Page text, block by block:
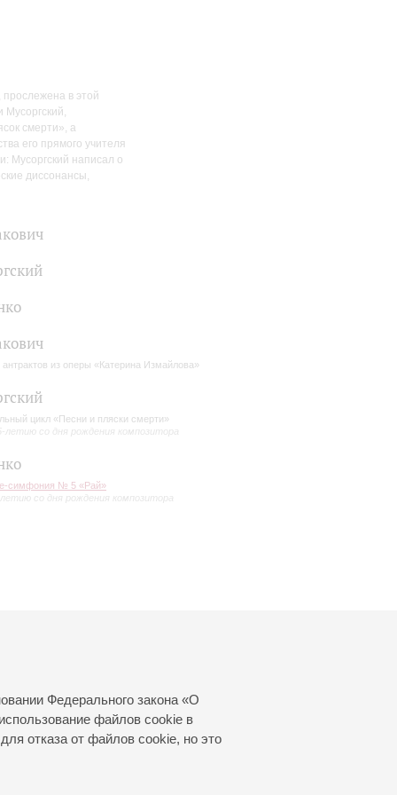
Федерального закона «О
файлов cookie в
отказа от файлов cookie, но это
в этой
Мусоргский,
смерти», а
его прямого учителя
Мусоргский написал о
диссонансы,
из оперы «Катерина Измайлова»
цикл «Песни и пляски смерти»
летию со дня рождения композитора
симфония № 5 «Рай»
со дня рождения композитора